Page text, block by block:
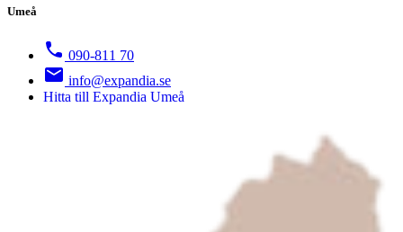
Umeå
090-811 70
info@expandia.se
Hitta till Expandia Umeå